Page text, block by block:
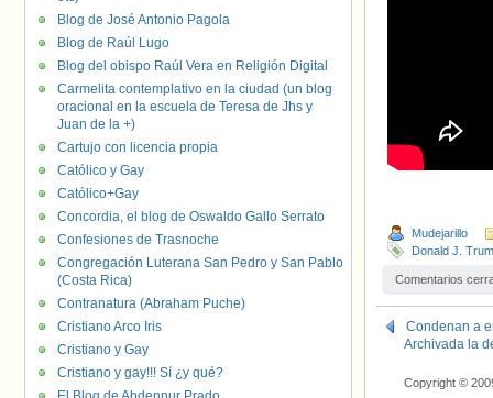
Mudejarillo
Donald J.
Comentarios
Condenan a
Archivada la
Copyright ©
Blog de José Antonio Pagola
Blog de Raúl Lugo
Blog del obispo Raúl Vera en Religión Digital
Carmelita contemplativo en la ciudad (un blog
oracional en la escuela de Teresa de Jhs y
Juan de la +)
Cartujo con licencia propia
Católico y Gay
Católico+Gay
Concordia, el blog de Oswaldo Gallo Serrato
Confesiones de Trasnoche
Congregación Luterana San Pedro y San Pablo
(Costa Rica)
Contranatura (Abraham Puche)
Cristiano Arco Iris
Cristiano y Gay
Cristiano y gay!!! Sí ¿y qué?